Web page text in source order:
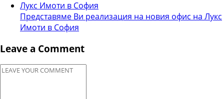
Представяме Ви реализация на новия офис на Лукс
Имоти в София
Leave a Comment